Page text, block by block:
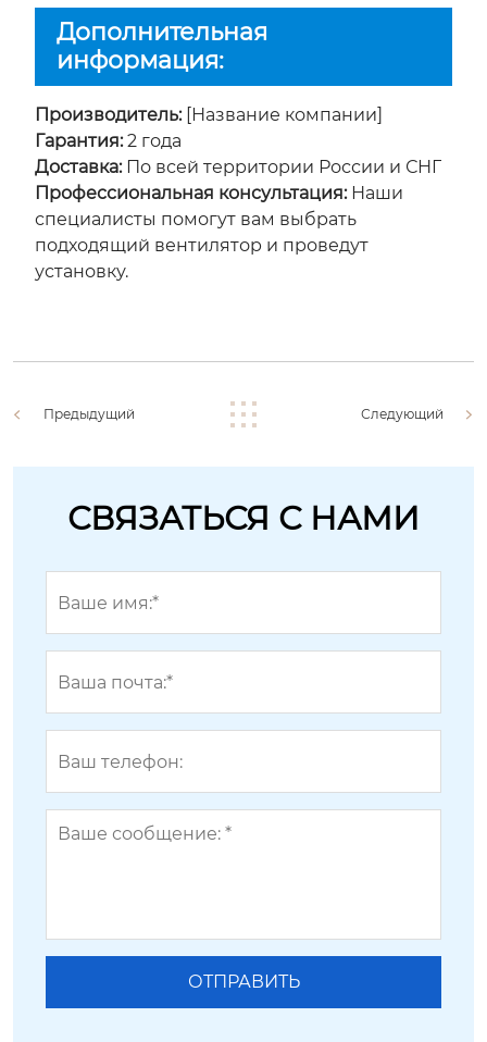
Дополнительная
информация:
Производитель:[Название компании]
Гарантия:2 года
Доставка:По всей территории России и СНГ
Профессиональная консультация:Наши
специалисты помогут вам выбрать
подходящий вентилятор и проведут
установку.
Предыдущий Следующий
СВЯЗАТЬСЯ С НАМИ